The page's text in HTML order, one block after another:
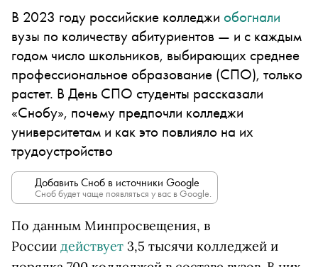
В 2023 году российские колледжи обогнали
вузы по количеству абитуриентов — и с каждым
годом число школьников, выбирающих среднее
профессиональное образование (СПО), только
растет. В День СПО студенты рассказали
«Снобу», почему предпочли колледжи
университетам и как это повлияло на их
трудоустройство
Добавить Сноб в источники Google
Сноб будет чаще появляться у вас в Google.
По данным Минпросвещения, в
России действует 3,5 тысячи колледжей и